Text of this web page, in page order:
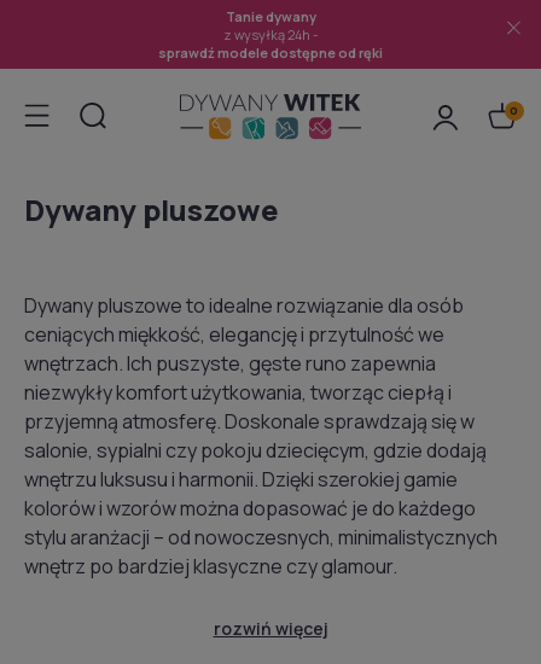
Tanie dywany
z wysyłką 24h -
sprawdź modele dostępne od ręki
Dywany pluszowe
Dywany pluszowe to idealne rozwiązanie dla osób
ceniących miękkość, elegancję i przytulność we
wnętrzach. Ich puszyste, gęste runo zapewnia
niezwykły komfort użytkowania, tworząc ciepłą i
przyjemną atmosferę. Doskonale sprawdzają się w
salonie, sypialni czy pokoju dziecięcym, gdzie dodają
wnętrzu luksusu i harmonii. Dzięki szerokiej gamie
kolorów i wzorów można dopasować je do każdego
stylu aranżacji – od nowoczesnych, minimalistycznych
wnętrz po bardziej klasyczne czy glamour.
rozwiń więcej